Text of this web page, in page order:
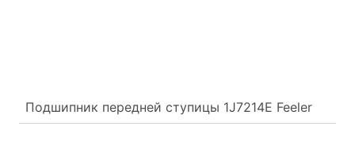
Подшипник передней ступицы 1J7214E Feeler